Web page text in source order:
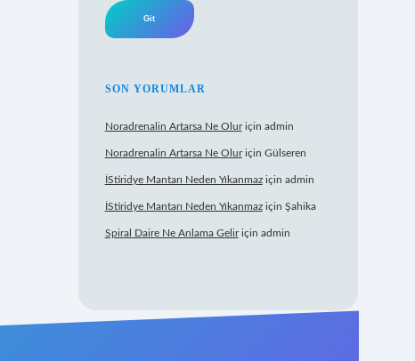
SON YORUMLAR
Noradrenalin Artarsa Ne Oluriçin admin
Noradrenalin Artarsa Ne Oluriçin Gülseren
İStiridye Mantarı Neden Yıkanmaziçin admin
İStiridye Mantarı Neden Yıkanmaziçin Şahika
Spiral Daire Ne Anlama Geliriçin admin